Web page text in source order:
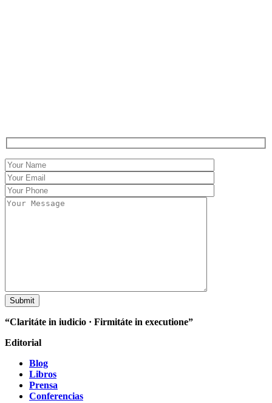
“Claritáte in iudicio · Firmitáte in executione”
Editorial
Blog
Libros
Prensa
Conferencias